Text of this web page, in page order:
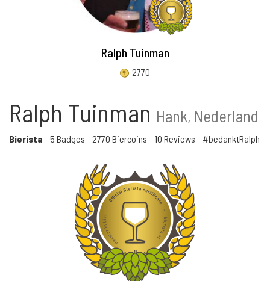
Ralph Tuinman
2770
Ralph Tuinman Hank, Nederland
Bierista - 5 Badges - 2770 Biercoins - 10 Reviews - #bedanktRalph